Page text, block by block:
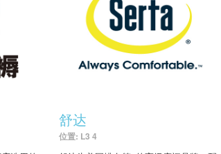
舒达
位置: L3 4